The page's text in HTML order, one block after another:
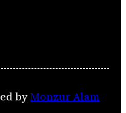
byMonzur Alam